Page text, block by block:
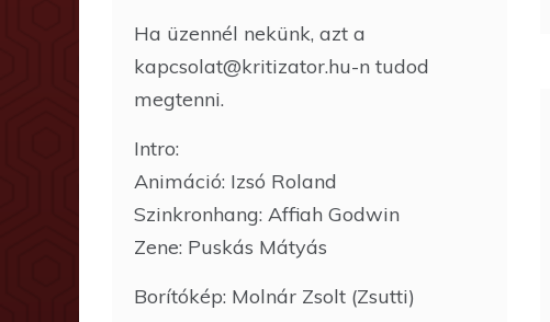
Ha üzennél nekünk, azt a
kapcsolat@kritizator.hu-n tudod
megtenni.
Intro:
Animáció: Izsó Roland
Szinkronhang: Affiah Godwin
Zene: Puskás Mátyás
Borítókép: Molnár Zsolt (Zsutti)